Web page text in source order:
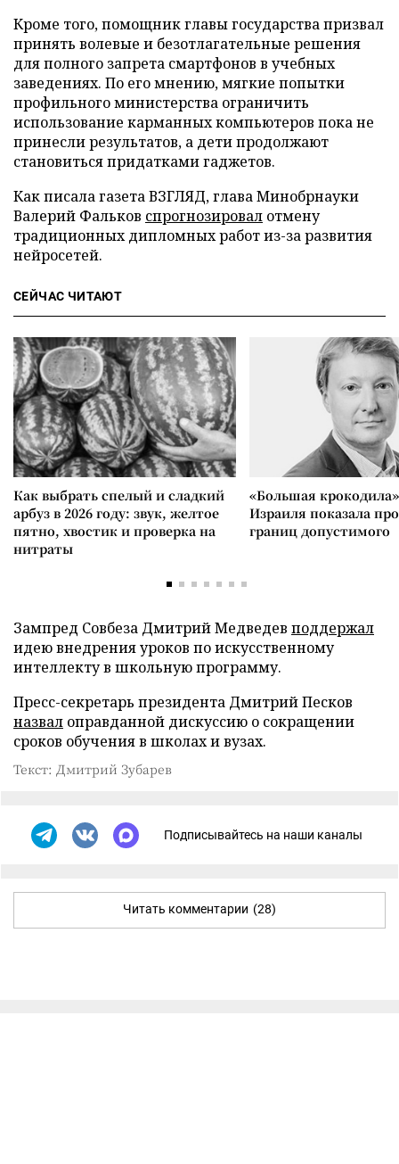
Кроме того, помощник главы государства призвал
принять волевые и безотлагательные решения
для полного запрета смартфонов в учебных
заведениях. По его мнению, мягкие попытки
профильного министерства ограничить
использование карманных компьютеров пока не
принесли результатов, а дети продолжают
становиться придатками гаджетов.
Как писала газета ВЗГЛЯД, глава Минобрнауки
Валерий Фальков спрогнозировал отмену
традиционных дипломных работ из-за развития
нейросетей.
СЕЙЧАС ЧИТАЮТ
Как выбрать спелый и сладкий
арбуз в 2026 году: звук, желтое
пятно, хвостик и проверка на
нитраты
«Большая
Израиля показала
границ допустимого
Зампред Совбеза Дмитрий Медведев поддержал
идею внедрения уроков по искусственному
интеллекту в школьную программу.
Пресс-секретарь президента Дмитрий Песков
назвал оправданной дискуссию о сокращении
сроков обучения в школах и вузах.
Текст: Дмитрий Зубарев
Подписывайтесь на наши каналы
Читать комментарии (28)